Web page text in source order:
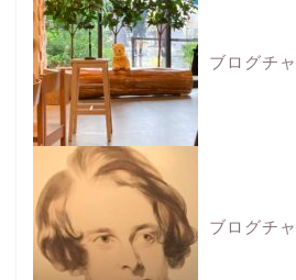
ブログチ
ブログチ